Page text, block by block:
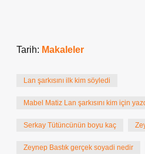
Tarih: Makaleler
Lan şarkısını ilk kim söyledi
Mabel Matiz Lan şarkısını kim için
Serkay Tütüncünün boyu kaç
Zeynep Bastık gerçek soyadi nedir